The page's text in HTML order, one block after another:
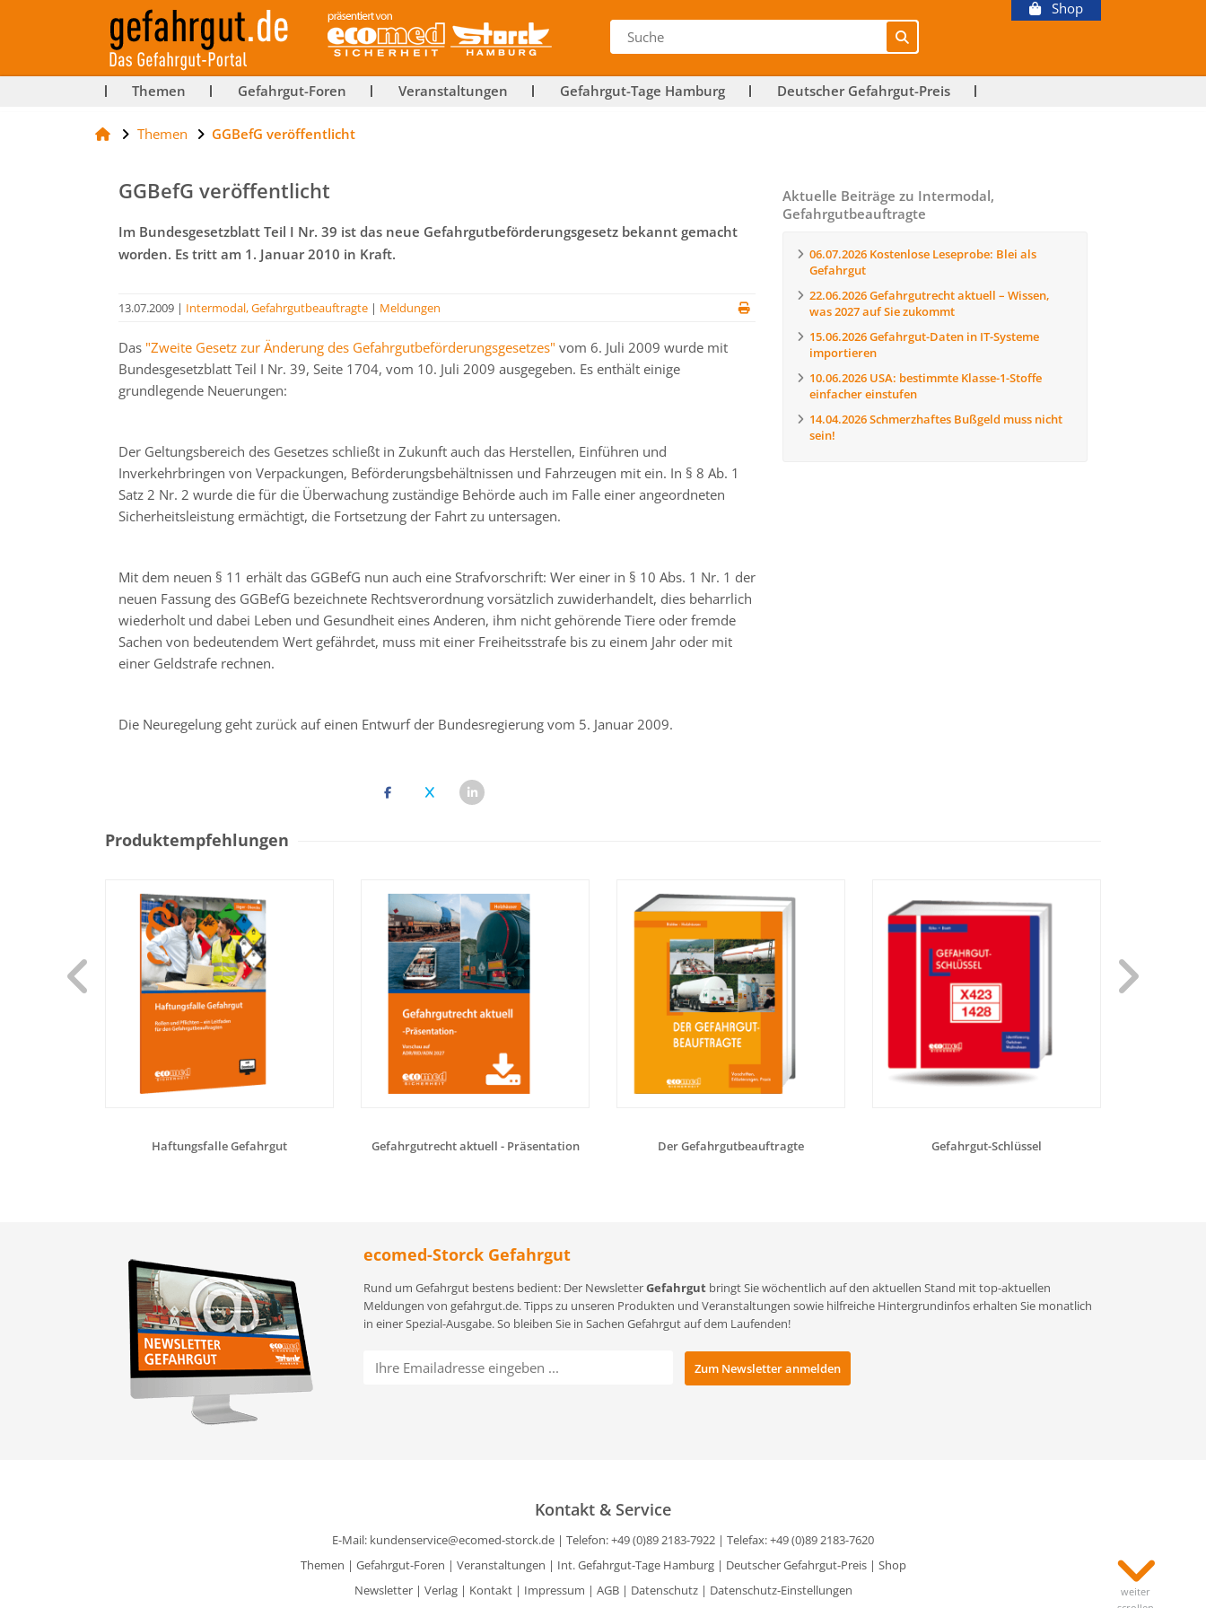
Shop
Themen Gefahrgut-Foren Veranstaltungen Gefahrgut-Tage Hamburg Deutscher Gefahrgut-Preis
Themen GGBefG veröffentlicht
GGBefG veröffentlicht
Im Bundesgesetzblatt Teil I Nr. 39 ist das neue Gefahrgutbeförderungsgesetz bekannt gemacht
worden. Es tritt am 1. Januar 2010 in Kraft.
13.07.2009 | Intermodal, Gefahrgutbeauftragte | Meldungen
Das "Zweite Gesetz zur Änderung des Gefahrgutbeförderungsgesetzes" vom 6. Juli 2009 wurde mit
Bundesgesetzblatt Teil I Nr. 39, Seite 1704, vom 10. Juli 2009 ausgegeben. Es enthält einige
grundlegende Neuerungen:
Der Geltungsbereich des Gesetzes schließt in Zukunft auch das Herstellen, Einführen und
Inverkehrbringen von Verpackungen, Beförderungsbehältnissen und Fahrzeugen mit ein. In § 8 Ab. 1
Satz 2 Nr. 2 wurde die für die Überwachung zuständige Behörde auch im Falle einer angeordneten
Sicherheitsleistung ermächtigt, die Fortsetzung der Fahrt zu untersagen.
Mit dem neuen § 11 erhält das GGBefG nun auch eine Strafvorschrift: Wer einer in § 10 Abs. 1 Nr. 1 der
neuen Fassung des GGBefG bezeichnete Rechtsverordnung vorsätzlich zuwiderhandelt, dies beharrlich
wiederholt und dabei Leben und Gesundheit eines Anderen, ihm nicht gehörende Tiere oder fremde
Sachen von bedeutendem Wert gefährdet, muss mit einer Freiheitsstrafe bis zu einem Jahr oder mit
einer Geldstrafe rechnen.
Die Neuregelung geht zurück auf einen Entwurf der Bundesregierung vom 5. Januar 2009.
Aktuelle Beiträge zu Intermodal,
Gefahrgutbeauftragte
06.07.2026 Kostenlose Leseprobe: Blei als
Gefahrgut
22.06.2026Gefahrgutrecht aktuell – Wissen,
was 2027 auf Sie zukommt
15.06.2026Gefahrgut-Daten in IT-Systeme
importieren
10.06.2026 USA: bestimmte Klasse-1-Stoffe
einfacher einstufen
14.04.2026Schmerzhaftes Bußgeld muss nicht
sein!
weiter
Produktempfehlungen
Haftungsfalle Gefahrgut Gefahrgutrecht aktuell - Präsentation Der Gefahrgutbeauftragte Gefahrgut-Schlüssel
ecomed-Storck Gefahrgut
Rund um Gefahrgut bestens bedient: Der NewsletterGefahrgut bringt Sie wöchentlich auf den aktuellen Stand mit top-aktuellen
Meldungen von gefahrgut.de. Tipps zu unseren Produkten und Veranstaltungen sowie hilfreiche Hintergrundinfos erhalten Sie monatlich
in einer Spezial-Ausgabe. So bleiben Sie in Sachen Gefahrgut auf dem Laufenden!
Kontakt & Service
E-Mail: kundenservice@ecomed-storck.de | Telefon: +49 (0)89 2183-7922 | Telefax: +49 (0)89 2183-7620
Themen | Gefahrgut-Foren | Veranstaltungen | Int. Gefahrgut-Tage Hamburg| Deutscher Gefahrgut-Preis| Shop
Newsletter| Verlag| Kontakt| Impressum | AGB| Datenschutz| Datenschutz-Einstellungen